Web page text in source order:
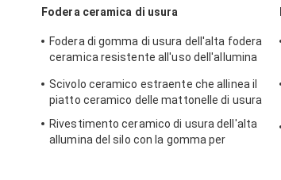
Fodera ceramica di usura
Fodera di gomma di usura dell'alta fodera
ceramica resistente all'uso dell'allumina
Scivolo ceramico estraente che allinea il
piatto ceramico delle mattonelle di usura
Rivestimento ceramico di usura dell'alta
allumina del silo con la gomma per